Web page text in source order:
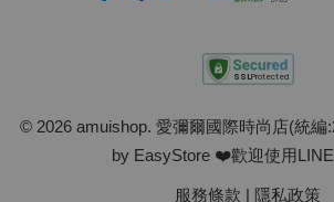
© 2026 amuishop. 愛彌爾國際時尚店(統編
by EasyStore ❤️歡迎使用
服務條款 | 隱私政策